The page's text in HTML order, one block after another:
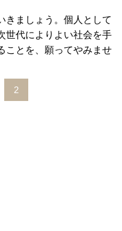
きましょう。個人として
世代によりよい社会を手
ことを、願ってやみませ
2